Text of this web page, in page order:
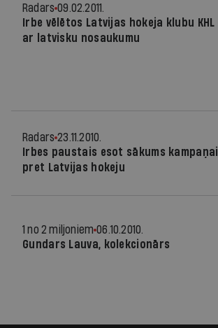
Radars 09.02.2011.
Irbe vēlētos Latvijas hokeja klubu KHL
ar latvisku nosaukumu
Radars 23.11.2010.
Irbes paustais esot sākums kampaņai
pret Latvijas hokeju
1 no 2 miljoniem 06.10.2010.
Gundars Lauva, kolekcionārs